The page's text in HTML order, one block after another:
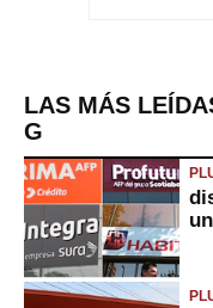
LAS MÁS
G